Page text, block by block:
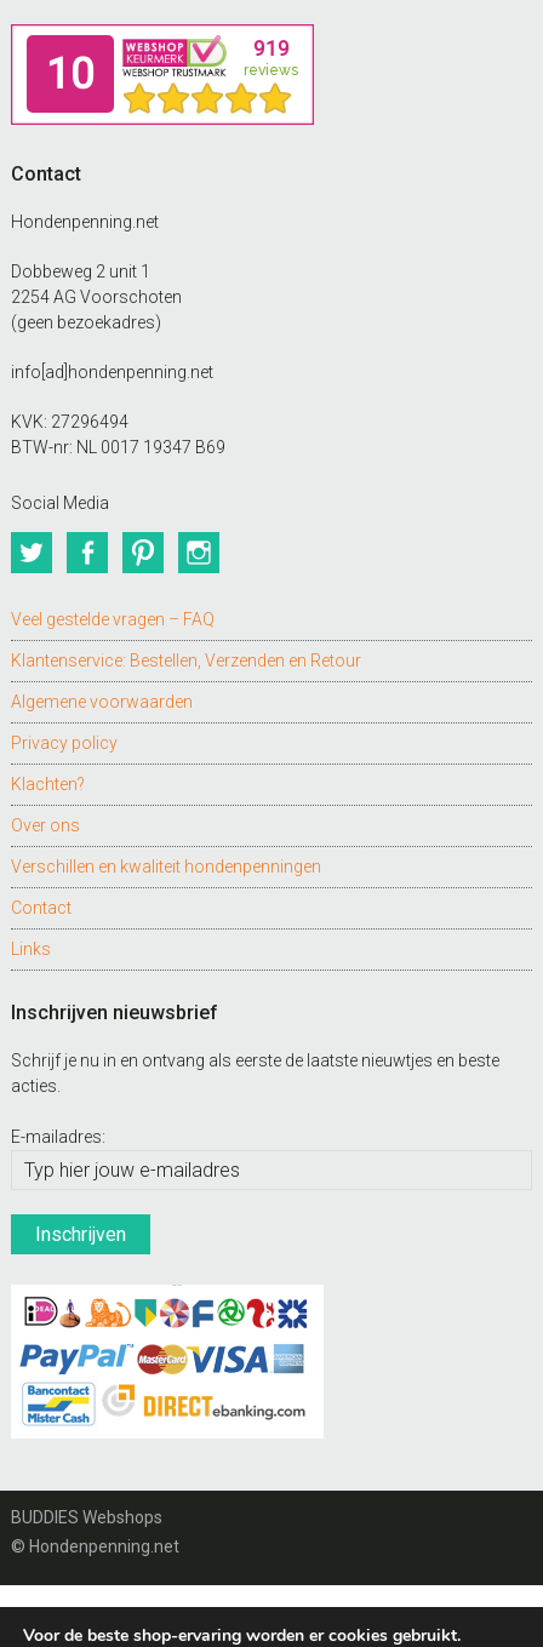
Footer
Contact
Hondenpenning.net
Dobbeweg 2 unit 1
2254 AG Voorschoten
(geen bezoekadres)
info[ad]hondenpenning.net
KVK: 27296494
BTW-nr: NL 0017 19347 B69
Social Media
TwitterFacebookPinterest
Veel gestelde vragen – FAQ
Klantenservice: Bestellen, Verzenden en Retour
Algemene voorwaarden
Privacy policy
Klachten?
Over ons
Verschillen en kwaliteit hondenpenningen
Contact
Links
Inschrijven nieuwsbrief
Schrijf je nu in en ontvang als eerste de laatste nieuwtjes en beste
acties.
E-mailadres:
BUDDIES Webshops
© Hondenpenning.net
Voor de beste shop-ervaring worden er cookies gebruikt.